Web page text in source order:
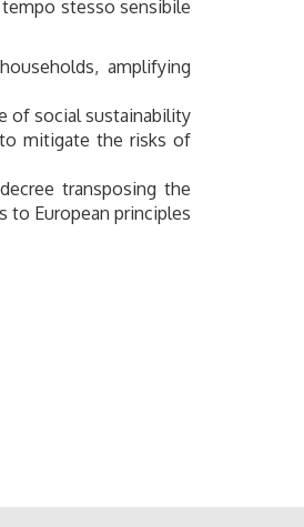
stesso sensibile
amplifying
of social sustainability
mitigate the risks of
transposing the
to European principles